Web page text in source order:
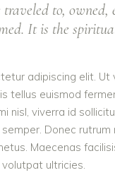
traveled to,
It is the
adipiscing elit.
tellus euismod
nisl, viverra id
Donec
Maecenas
volutpat ultricies.